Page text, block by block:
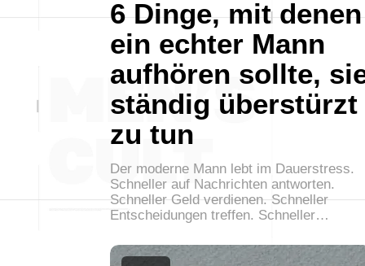
6 Dinge, mit denen
ein echter Mann
aufhören sollte,
ständig überstürzt
zu tun
Der moderne Mann lebt im Dauerstress.
Schneller auf Nachrichten antworten.
Schneller Geld verdienen. Schneller
Entscheidungen treffen. Schneller…